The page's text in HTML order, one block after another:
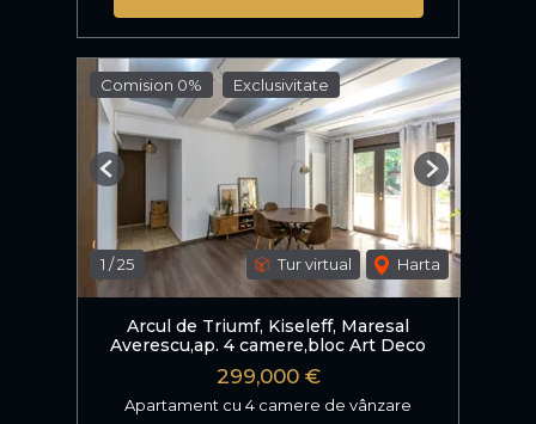
Comision 0% Exclusivitate
1 /25 Tur virtual Harta
Previous Next
Arcul de Triumf, Kiseleff, Maresal
Averescu,ap. 4 camere,bloc Art Deco
299,000 €
Apartament cu 4 camere de vânzare